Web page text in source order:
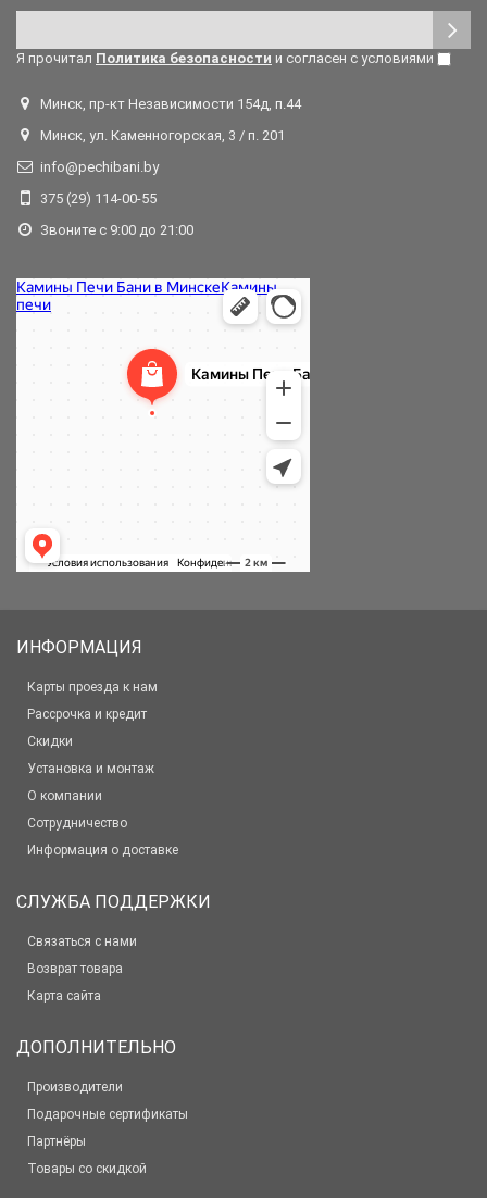
Я прочитал Политика безопасности и согласен с условиями
Минск, пр-кт Независимости 154д, п.44
Минск, ул. Каменногорская, 3 / п. 201
info@pechibani.by
375 (29) 114-00-55
Звоните с 9:00 до 21:00
ИНФОРМАЦИЯ
Карты проезда к нам
Рассрочка и кредит
Скидки
Установка и монтаж
О компании
Сотрудничество
Информация о доставке
СЛУЖБА ПОДДЕРЖКИ
Связаться с нами
Возврат товара
Карта сайта
ДОПОЛНИТЕЛЬНО
Производители
Подарочные сертификаты
Партнёры
Товары со скидкой